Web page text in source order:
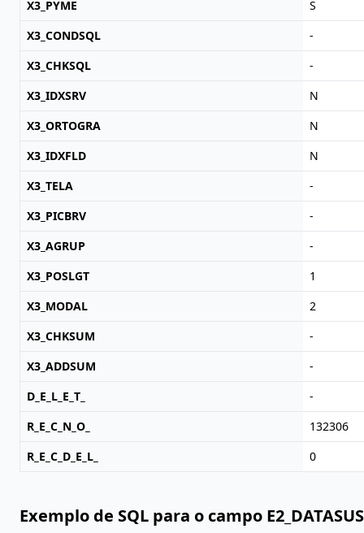
X3_PYME
S
X3_CONDSQL
-
X3_CHKSQL
-
X3_IDXSRV
N
X3_ORTOGRA
N
X3_IDXFLD
N
X3_TELA
-
X3_PICBRV
-
X3_AGRUP
-
X3_POSLGT
1
X3_MODAL
2
X3_CHKSUM
-
X3_ADDSUM
-
D_E_L_E_T_
-
R_E_C_N_O_
132306
R_E_C_D_E_L_
0
Exemplo de SQL para o campo E2_DATASUS